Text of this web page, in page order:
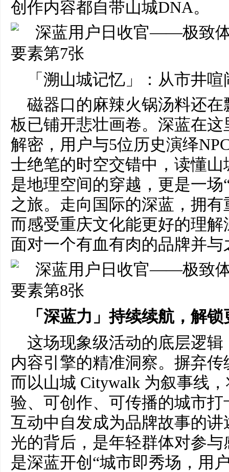
创作内容都自带山城DNA。
「溯山城记忆」：从市井
磁器口的麻辣火锅汤料还
板已铺开悲壮画卷。深蓝在
解密，用户与5位历史演绎
士绝笔的时空交错中，读懂
是地理空间的穿越，更是一
之旅。走向国际的深蓝，拥
而感受重庆文化能更好的理
面对一个有血有肉的品牌并
「深蓝力」持续续航，解
这场现象级活动的底层逻
内容引擎的精准洞察。摒弃
而以山城 Citywalk 为叙事线
验、可创作、可传播的城市
互动中自发成为品牌故事的讲
光的背后，是年轻群体对参
是深蓝开创“城市即秀场，用